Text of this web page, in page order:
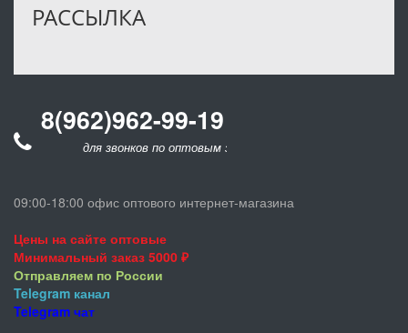
РАССЫЛКА
8(962)962-99-19
для звонков по оптовым заказам
09:00-18:00 офис оптового интернет-магазина
Цены на сайте оптовые
Минимальный заказ 5000 ₽
Отправляем по России
Telegram канал
Telegram чат